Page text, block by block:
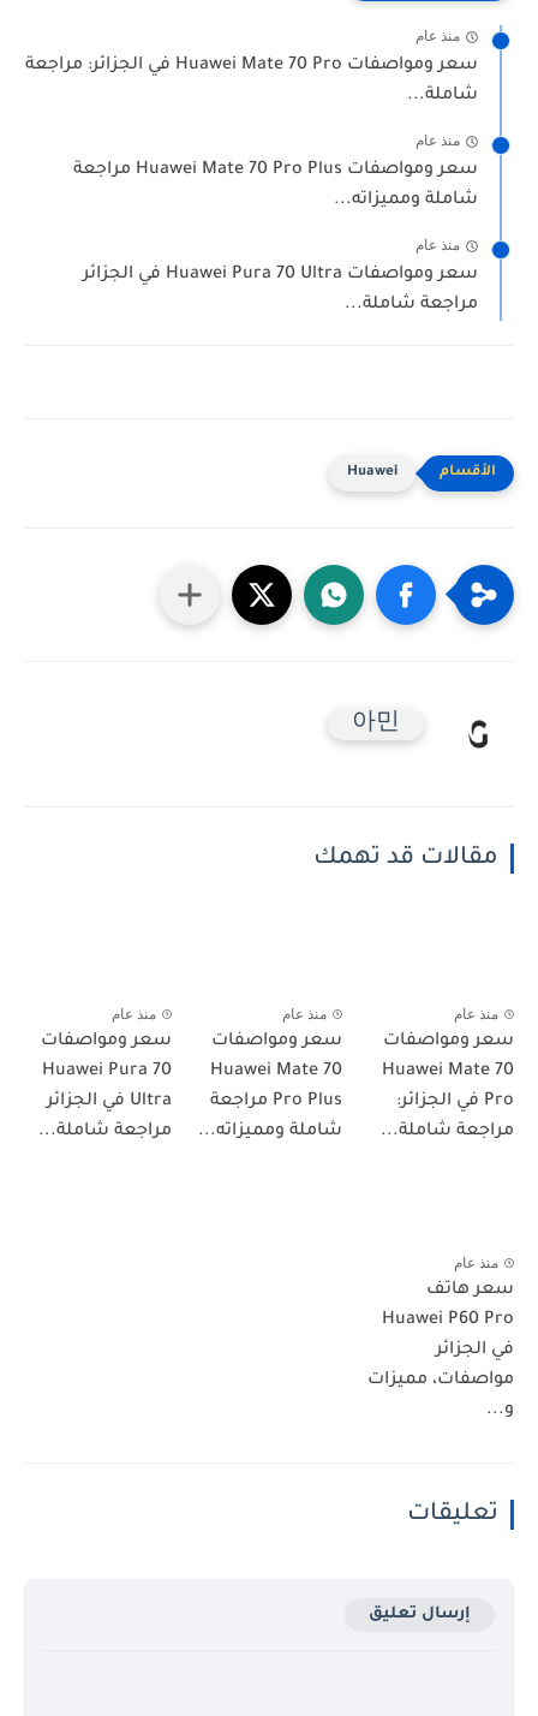
منذ عام
سعر ومواصفات Huawei Mate 70 Pro في الجزائر: مراجعة
شاملة...
منذ عام
سعر ومواصفات Huawei Mate 70 Pro Plus مراجعة
شاملة ومميزاته...
منذ عام
سعر ومواصفات Huawei Pura 70 Ultra في الجزائر
مراجعة شاملة...
Huawei
아민
مقالات قد تهمك
منذ عام
سعر ومواصفات
Huawei Mate 70
Pro في الجزائر:
مراجعة شاملة...
منذ عام
سعر ومواصفات
Huawei Mate 70
Pro Plus مراجعة
شاملة ومميزاته...
منذ عام
سعر ومواصفات
Huawei Pura 70
Ultra في الجزائر
مراجعة شاملة...
منذ عام
سعر هاتف
Huawei P60 Pro
في الجزائر
مواصفات، مميزات
و...
تعليقات
إرسال تعليق